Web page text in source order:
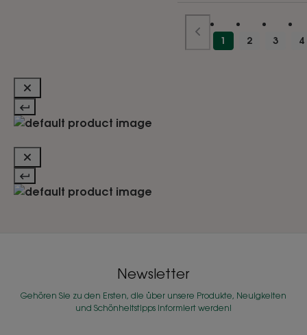
1 2 3 4
Newsletter
Gehören Sie zu den Ersten, die über unsere Produkte, Neuigkeiten
und Schönheitstipps informiert werden!